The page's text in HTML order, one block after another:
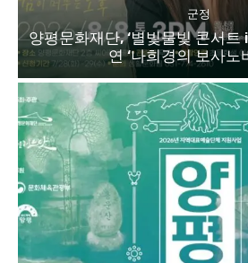
군정
양평문화재단, ‘별빛물빛 콘서트
연 ‘나희경의 보사노